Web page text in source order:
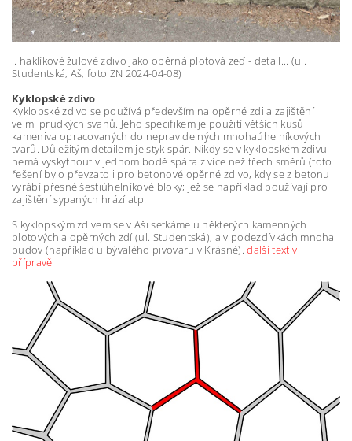
.. haklíkové žulové zdivo jako opěrná plotová zeď - detail... (ul.
Studentská, Aš, foto ZN 2024-04-08)
Kyklopské zdivo
Kyklopské zdivo se používá především na opěrné zdi a zajištění
velmi prudkých svahů. Jeho specifikem je použití větších kusů
kameniva opracovaných do nepravidelných mnohaúhelníkových
tvarů. Důležitým detailem je styk spár. Nikdy se v kyklopském zdivu
nemá vyskytnout v jednom bodě spára z více než třech směrů (toto
řešení bylo převzato i pro betonové opěrné zdivo, kdy se z betonu
vyrábí přesné šestiúhelníkové bloky; jež se například používají pro
zajištění sypaných hrází atp.
S kyklopským zdivem se v Aši setkáme u některých kamenných
plotových a opěrných zdí (ul. Studentská), a v podezdívkách mnoha
budov (například u bývalého pivovaru v Krásné).další text v
přípravě